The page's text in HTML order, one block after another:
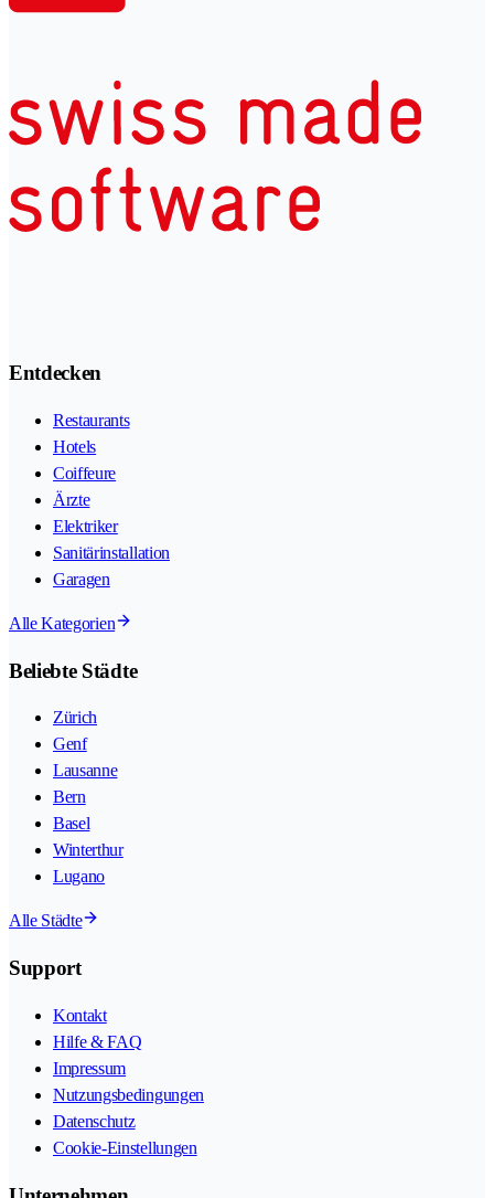
Entdecken
Restaurants
Hotels
Coiffeure
Ärzte
Elektriker
Sanitärinstallation
Garagen
Alle Kategorien
Beliebte Städte
Zürich
Genf
Lausanne
Bern
Basel
Winterthur
Lugano
Alle Städte
Support
Kontakt
Hilfe & FAQ
Impressum
Nutzungsbedingungen
Datenschutz
Cookie-Einstellungen